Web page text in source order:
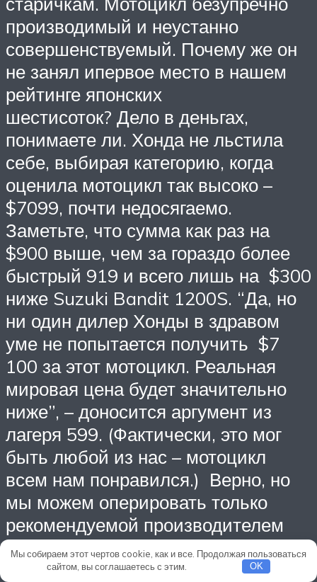
производимый и неустанно
совершенствуемый. Почему же он
не занял ипервое место в нашем
рейтинге японских
шестисоток? Дело в деньгах,
понимаете ли. Хонда не льстила
себе, выбирая категорию, когда
оценила мотоцикл так высоко –
$7099, почти недосягаемо.
Заметьте, что сумма как раз на
$900 выше, чем за гораздо более
быстрый 919 и всего лишь на $300
ниже Suzuki Bandit 1200S. “Да, но
ни один дилер Хонды в здравом
уме не попытается получить $7
100 за этот мотоцикл. Реальная
мировая цена будет значительно
ниже”, – доносится аргумент из
лагеря 599. (Фактически, это мог
быть любой из нас – мотоцикл
всем нам понравился.) Верно, но
мы можем оперировать только
рекомендуемой производителем
розничной ценой на 2004 год, и
если вы можете сбить 10 или 15
Мы собираем этот чертов cookie, как и все. Продолжая пользоваться
сайтом, вы соглашаетесь с этим.
OK